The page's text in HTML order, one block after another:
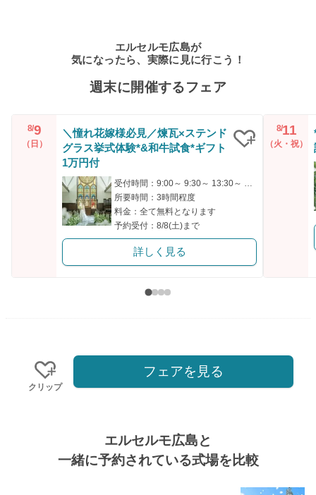
エルセルモ広島が
気になったら、実際に見に行こう！
週末に開催するフェア
8/9
（日）
＼憧れ花嫁様必見／煉瓦×ステンド
グラス挙式体験*&和牛試食*ギフト
1万円付
所要時間：3時間程度
料金：全て無料となります
予約受付：8/8(土)まで
詳しく見る
8/11
（火・祝）
クリップ
フェアを見る
エルセルモ広島と
一緒に予約されている式場を比較